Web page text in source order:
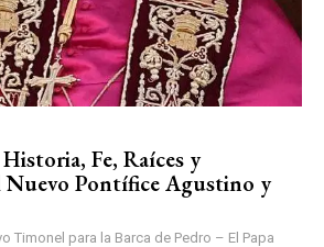
Fe, Raíces y
Nuevo Pontífice Agustino y
Timonel para la Barca de Pedro – El Papa